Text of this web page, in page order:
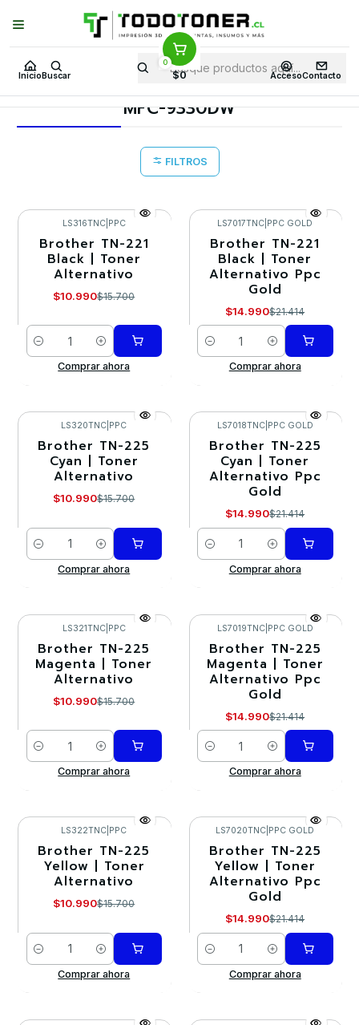
Inicio Buscar
0
$0 AccesoContacto
Puedes Elegir: Comprar enTienda· Despachoa Todo Chile · Retiro en
Tienda en24 Horas
Inicio Toner y tambor Toner Alternativo BROTHER
Equipos BROTHER MFC-9330DW
MFC-9330DW
FILTROS
-30%
LS316TNC| PPC
Brother TN-221
Black | Toner
Alternativo
$10.990$15.700
Cantidad
Comprar ahora
-30%
LS7017TNC PPC GOLD
Brother TN-221
Black | Toner
Alternativo Ppc
Gold
$14.990$21.414
Cantidad
Comprar ahora
-30%
LS320TNC PPC
Brother TN-225
Cyan | Toner
Alternativo
$10.990$15.700
Cantidad
Comprar ahora
-30%
LS7018TNC| PPC GOLD
Brother TN-225
Cyan | Toner
Alternativo Ppc
Gold
$14.990$21.414
Cantidad
Comprar ahora
-30%
LS321TNC| PPC
Brother TN-225
Magenta | Toner
Alternativo
$10.990$15.700
Cantidad
Comprar ahora
-30%
LS7019TNC| PPC GOLD
Brother TN-225
Magenta | Toner
Alternativo Ppc
Gold
$14.990$21.414
Cantidad
Comprar ahora
-30%
LS322TNC PPC
Brother TN-225
Yellow | Toner
Alternativo
$10.990$15.700
Cantidad
Comprar ahora
-30%
LS7020TNC PPC GOLD
Brother TN-225
Yellow | Toner
Alternativo Ppc
Gold
$14.990$21.414
Cantidad
Comprar ahora